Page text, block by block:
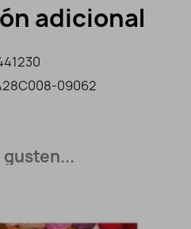
adicional
09062
gusten...